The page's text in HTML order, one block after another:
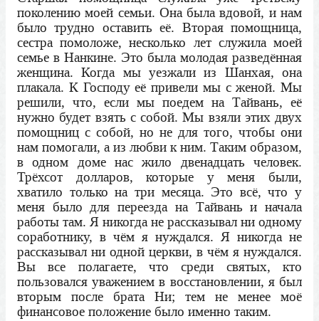
поколению моей семьи. Она была вдовой, и нам
было трудно оставить её. Вторая помощница,
сестра помоложе, несколько лет служила моей
семье в Нанкине. Это была молодая разведённая
женщина. Когда мы уезжали из Шанхая, она
плакала. К Господу её привели мы с женой. Мы
решили, что, если мы поедем на Тайвань, её
нужно будет взять с собой. Мы взяли этих двух
помощниц с собой, но не для того, чтобы они
нам помогали, а из любви к ним. Таким образом,
в одном доме нас жило двенадцать человек.
Трёхсот долларов, которые у меня были,
хватило только на три месяца. Это всё, что у
меня было для переезда на Тайвань и начала
работы там. Я никогда не рассказывал ни одному
соработнику, в чём я нуждался. Я никогда не
рассказывал ни одной церкви, в чём я нуждался.
Вы все полагаете, что среди святых, кто
пользовался уважением в восстановлении, я был
вторым после брата Ни; тем не менее моё
финансовое положение было именно таким.